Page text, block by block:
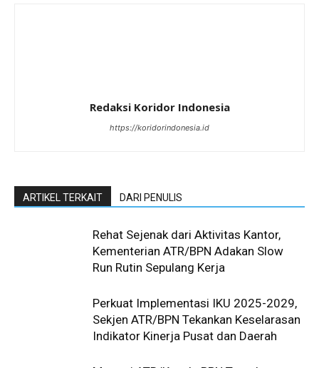
Redaksi Koridor Indonesia
https://koridorindonesia.id
ARTIKEL TERKAIT DARI PENULIS
Rehat Sejenak dari Aktivitas Kantor,
Kementerian ATR/BPN Adakan Slow
Run Rutin Sepulang Kerja ‎
Perkuat Implementasi IKU 2025-2029,
Sekjen ATR/BPN Tekankan Keselarasan
Indikator Kinerja Pusat dan Daerah